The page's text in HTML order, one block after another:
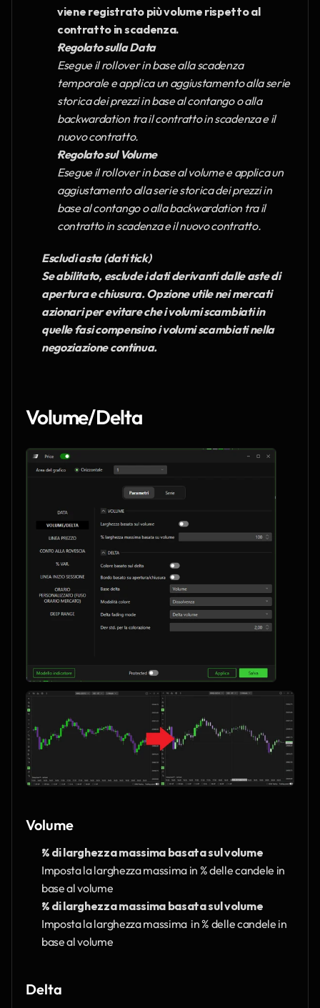
viene registrato più volume rispetto al
contratto in scadenza.
Regolato sulla Data
Esegue il rollover in base alla scadenza
temporale e applica un aggiustamento alla serie
storica dei prezzi in base al contango o alla
backwardation tra il contratto in scadenza e il
nuovo contratto.
Regolato sul Volume
Esegue il rollover in base al volume e applica un
aggiustamento alla serie storica dei prezzi in
base al contango o alla backwardation tra il
contratto in scadenza e il nuovo contratto.
Escludi asta (dati tick)
Se abilitato, esclude i dati derivanti dalle aste di
apertura e chiusura. Opzione utile nei mercati
azionari per evitare che i volumi scambiati in
quelle fasi compensino i volumi scambiati nella
negoziazione continua.
Volume/Delta
Volume
% di larghezza massima basata sul volume
Imposta la larghezza massima in % delle candele in
base al volume
% di larghezza massima basata sul volume
Imposta la larghezza massima  in % delle candele in
base al volume
Delta